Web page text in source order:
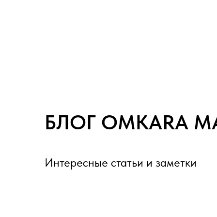
БЛОГ OMKARA
Интересные статьи и заметки